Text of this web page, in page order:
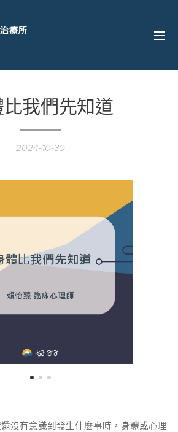
療所
我們先知道
2024-10-30
沒有意識到發生什麼事時，身體或心理